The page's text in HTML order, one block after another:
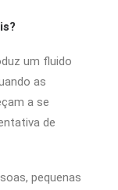
um fluido
as
a se
de
pequenas